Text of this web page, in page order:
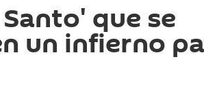
que se
un infierno